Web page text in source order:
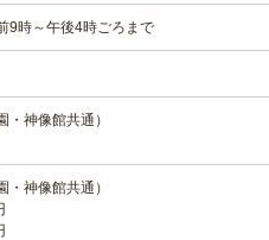
9時～午後4時ごろまで
・神像館共通）
・神像館共通）